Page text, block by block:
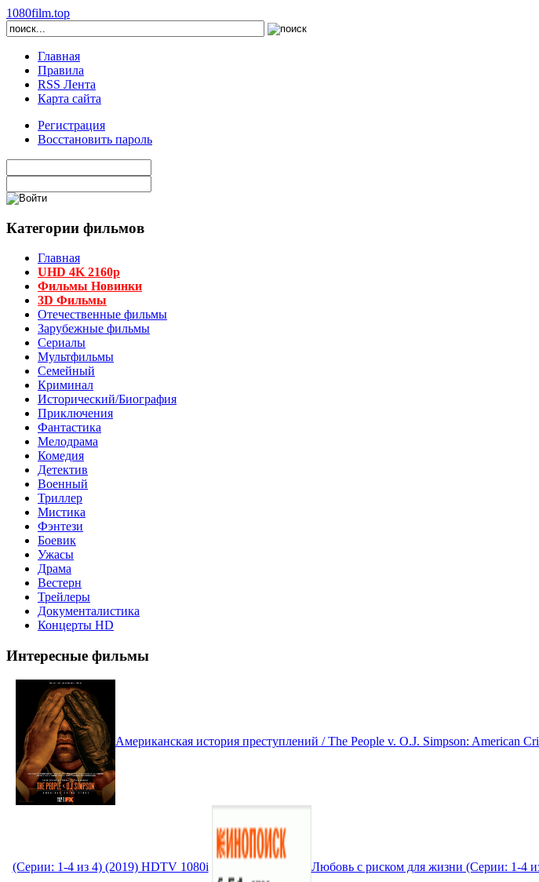
1080film.top
Главная
Правила
RSS Лента
Карта сайта
Регистрация
Восстановить пароль
Категории фильмов
Главная
UHD 4K 2160p
Фильмы Новинки
3D Фильмы
Отечественные фильмы
Зарубежные фильмы
Сериалы
Мультфильмы
Семейный
Криминал
Исторический/Биография
Приключения
Фантастика
Мелодрама
Комедия
Детектив
Военный
Триллер
Мистика
Фэнтези
Боевик
Ужасы
Драма
Вестерн
Трейлеры
Документалистика
Концерты HD
Интересные фильмы
Американская история преступлений / The People v. O.J. Simpson: American
(Серии: 1-4 из 4) (2019) HDTV 1080i Любовь с риском для жизни (Серии: 1-4